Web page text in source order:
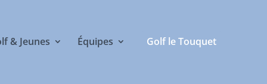
& Jeunes Équipes Golf le Touquet